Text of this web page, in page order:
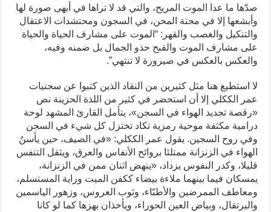
صدّها ما عدا الموت المريح، والتي قد لا تراها في أبهى صورة لها
وأبشعها إلا في محنة المحن، في السجون ومحتشدات الاعتقال
والتنكيل والغصب والقهر: “الموت على مشارف الحياة والحياة
على مشارف الموت والقبح حذو الجمال بل ضمنه وفيه،
والعكس بالعكس في صيرورة لا تنتهي”.
لا استطيع هنا مثل كثيرين من النقاد الذين كتبوا عن سجنيات
عمر الككلي إلا أن استحضر في كثير من اللذة الحزينة نص
«رقصة تجديد الهواء في السجن»، يتأمل القارئ المشهد لوحة
درامية مكثفة موحية رمزية تكاد تختزل كل شيء في السجن
وفي روح السجين. يقول عمر الككلي: «في الصيف، حين يأسنُ
الهواء في الزنزانة ممتلئا بروائح الأنفاس والعرق، ويثقل التنفس
قليلا، وكدر النفوس يزداد، «ينهض اثنان ممن في الزنزانة،
يمسكان فيما بينهما ملاءة بيضاء ككفن الميت وراية المستسلم،
ومعاطف الممرضين والأطبّاء، وثوب العروس، وزهور الياسمين
والبرتقال، وبياض العين الحوراء، ويأخذان بهزها كما لو كانا